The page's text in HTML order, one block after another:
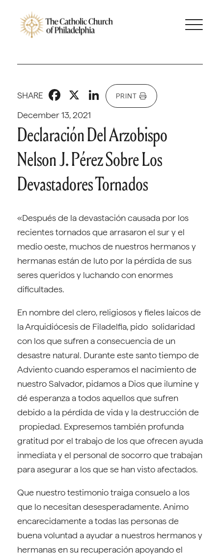
December 13, 2021
SHARE Facebook
X LinkedIn
PRINT
Declaración Del Arzobispo
Nelson J. Pérez Sobre Los
Devastadores Tornados
«Después de la devastación causada por los
recientes tornados que arrasaron el sur y el
medio oeste, muchos de nuestros hermanos y
hermanas están de luto por la pérdida de sus
seres queridos y luchando con enormes
dificultades.
En nombre del clero, religiosos y fieles laicos de
la Arquidiócesis de Filadelfia, pido solidaridad
con los que sufren a consecuencia de un
desastre natural. Durante este santo tiempo de
Adviento cuando esperamos el nacimiento de
nuestro Salvador, pidamos a Dios que ilumine y
dé esperanza a todos aquellos que sufren
debido a la pérdida de vida y la destrucción de
propiedad. Expresemos también profunda
gratitud por el trabajo de los que ofrecen ayuda
inmediata y el personal de socorro que trabajan
para asegurar a los que se han visto afectados.
Que nuestro testimonio traiga consuelo a los
que lo necesitan desesperadamente. Animo
encarecidamente a todas las personas de
buena voluntad a ayudar a nuestros hermanos y
hermanas en su recuperación apoyando el